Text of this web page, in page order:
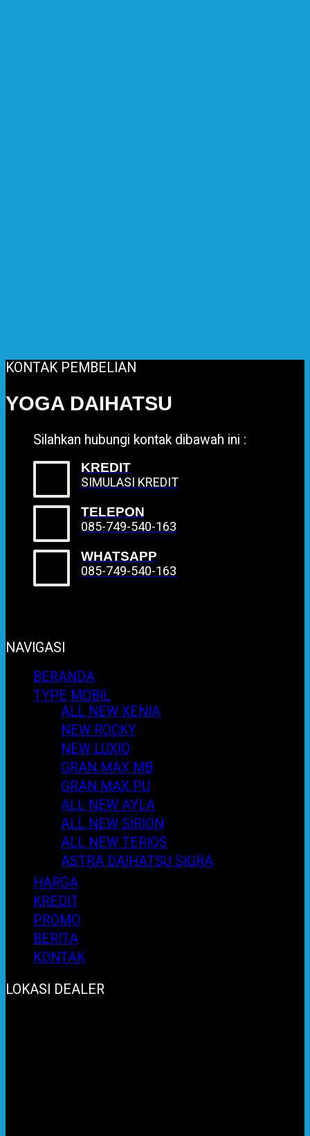
KONTAK PEMBELIAN
YOGA DAIHATSU
Silahkan hubungi kontak dibawah ini :
KREDIT
SIMULASI KREDIT
TELEPON
085-749-540-163
WHATSAPP
085-749-540-163
NAVIGASI
BERANDA
TYPE MOBIL
ALL NEW XENIA
NEW ROCKY
NEW LUXIO
GRAN MAX MB
GRAN MAX PU
ALL NEW AYLA
ALL NEW SIRION
ALL NEW TERIOS
ASTRA DAIHATSU SIGRA
HARGA
KREDIT
PROMO
BERITA
KONTAK
LOKASI DEALER